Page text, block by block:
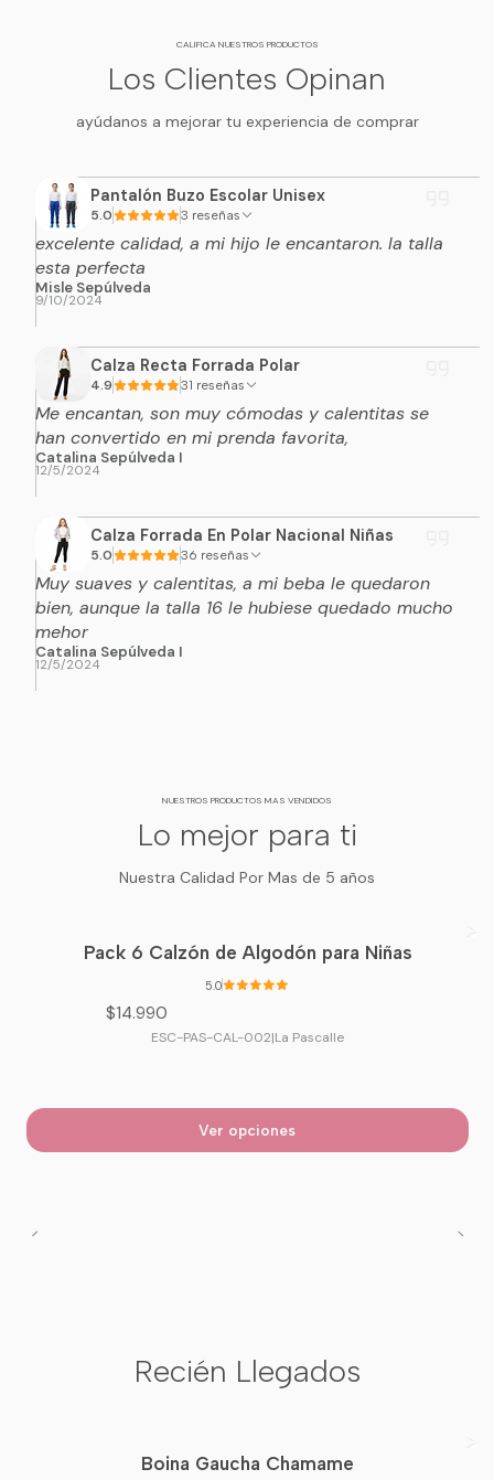
CALIFICA NUESTROS PRODUCTOS
Los Clientes Opinan
ayúdanos a mejorar tu experiencia de comprar
Pantalón Buzo Escolar Unisex
5.0 3 reseñas
excelente calidad, a mi hijo le encantaron. la talla
esta perfecta
Misle Sepúlveda
9/10/2024
Calza Recta Forrada Polar
4.9 31 reseñas
Me encantan, son muy cómodas y calentitas se
han convertido en mi prenda favorita,
Catalina Sepúlveda I
12/5/2024
Calza Forrada En Polar Nacional Niñas
5.0 36 reseñas
Muy suaves y calentitas, a mi beba le quedaron
bien, aunque la talla 16 le hubiese quedado mucho
mehor
Catalina Sepúlveda I
12/5/2024
NUESTROS PRODUCTOS MAS VENDIDOS
Lo mejor para ti
Nuestra Calidad Por Mas de 5 años
Pack 6 Calzón de Algodón para Niñas
5.0
$14.990
ESC-PAS-CAL-002|La Pascalle
Ver opciones
Recién Llegados
Boina Gaucha Chamame